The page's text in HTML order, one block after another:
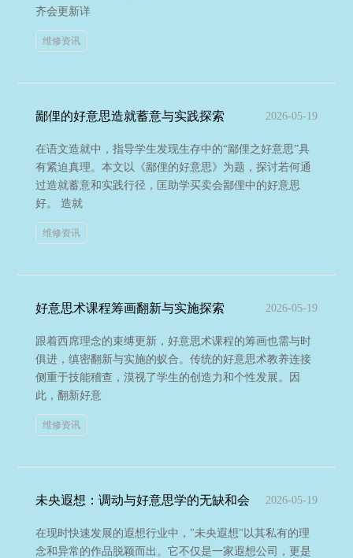
齐会更新详
维修资讯
鄙俚的好意思造就蓄意与实践探索 2026-05-19
在语文造就中，指导学生发现生存中的“鄙俚之好意思”具
有紧迫真理。本文以《鄙俚的好意思》为题，探讨若何通
过造就蓄意和实践行径，匡助学买卖会鄙俚中的好意思
好。 造就
维修资讯
好意思术课程筹画翻新与实施探索 2026-05-19
跟着西席理念的束缚更新，好意思术课程的筹画也需与时
俱进，缜密翻新与实施的蚁合。传统的好意思术教养连接
侧重于技能稽查，漠视了学生的创造力和个性发展。因
此，翻新好意
维修资讯
未央遐想：调动与好意思学的无缺和会 2026-05-19
在现时快速发展的遐想行业中，"未央遐想"以其私有的理
念和异常的作品脱颖而出。它不仅是一家遐想公司，更是